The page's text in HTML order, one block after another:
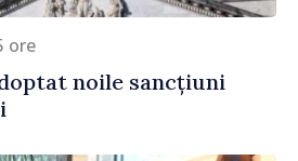
ore
noile sancțiuni